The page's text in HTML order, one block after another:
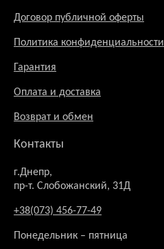
Договор публичной оферты
Политика конфиденциальности
Гарантия
Оплата и доставка
Возврат и обмен
Контакты
г.Днепр,
пр-т. Слобожанский, 31Д
+38(073) 456-77-49
Понедельник – пятница